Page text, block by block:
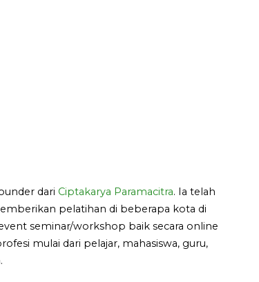
dari Ciptakarya Paramacitra. Ia telah
pelatihan di beberapa kota di
seminar/workshop baik secara online
mulai dari pelajar, mahasiswa, guru,